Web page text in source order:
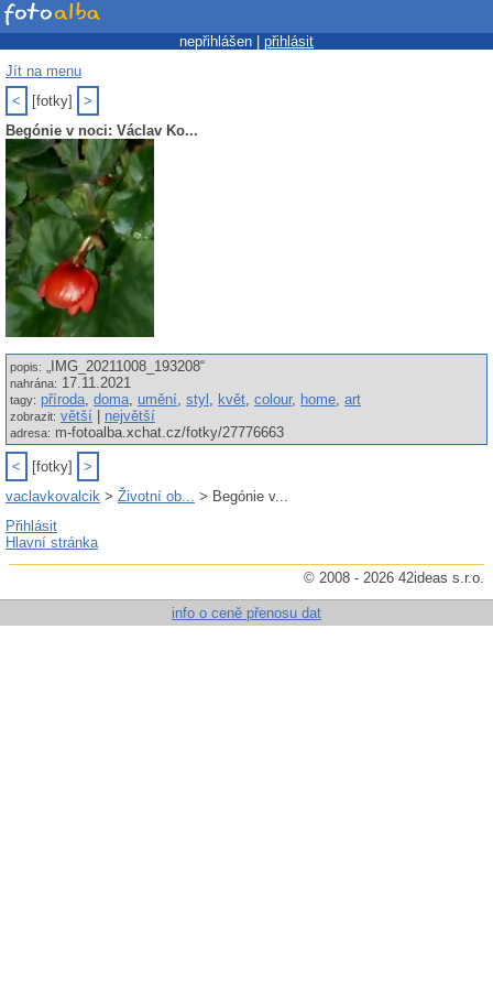
nepřihlášen | přihlásit
Jít na menu
<
[fotky]
>
Begónie v noci: Václav Ko...
popis: „IMG_20211008_193208“
nahrána: 17.11.2021
tagy: příroda, doma, umění, styl , květ, colour, home, art
zobrazit: větší největší
adresa: m-fotoalba.xchat.cz/fotky/27776663
< [fotky]
>
vaclavkovalcik > Životní ob... > Begónie v...
Přihlásit
Hlavní stránka
© 2008 - 2026 42ideas s.r.o.
info o ceně přenosu dat